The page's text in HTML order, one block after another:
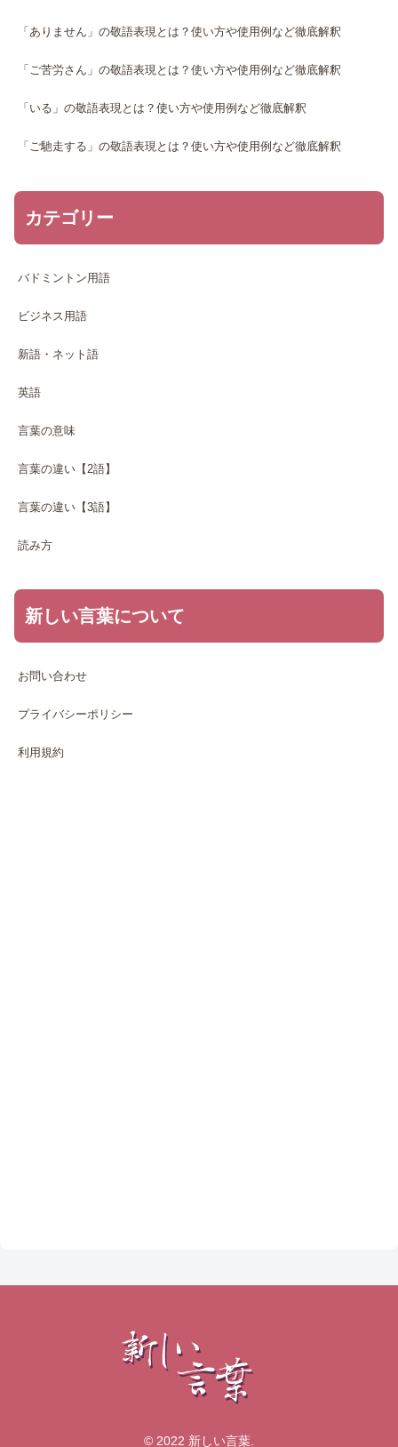
「ありません」の敬語表現とは？使い方や使用例など徹底解釈
「ご苦労さん」の敬語表現とは？使い方や使用例など徹底解釈
「いる」の敬語表現とは？使い方や使用例など徹底解釈
「ご馳走する」の敬語表現とは？使い方や使用例など徹底解釈
カテゴリー
バドミントン用語
ビジネス用語
新語・ネット語
英語
言葉の意味
言葉の違い【2語】
言葉の違い【3語】
読み方
新しい言葉について
お問い合わせ
プライバシーポリシー
利用規約
© 2022 新しい言葉.